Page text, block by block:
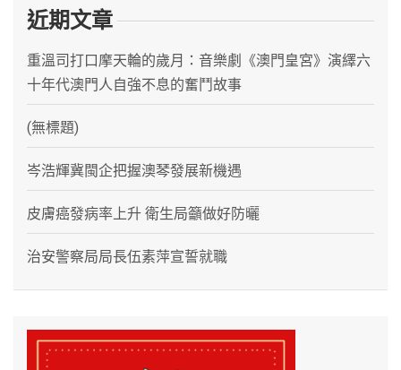
近期文章
重溫司打口摩天輪的歲月：音樂劇《澳門皇宮》演繹六
十年代澳門人自強不息的奮鬥故事
(無標題)
岑浩輝冀閩企把握澳琴發展新機遇
皮膚癌發病率上升 衛生局籲做好防曬
治安警察局局長伍素萍宣誓就職